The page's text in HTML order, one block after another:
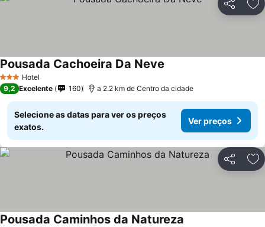
Partilhar
3 EstrelasHotel
Pousada Cachoeira Da Neve
9,2 Excelente 160 a 2.2 km de Centro da cidade
Selecione as datas para ver os preços
exatos.
Ver preços
Partilhar
Pousada Caminhos da Natureza